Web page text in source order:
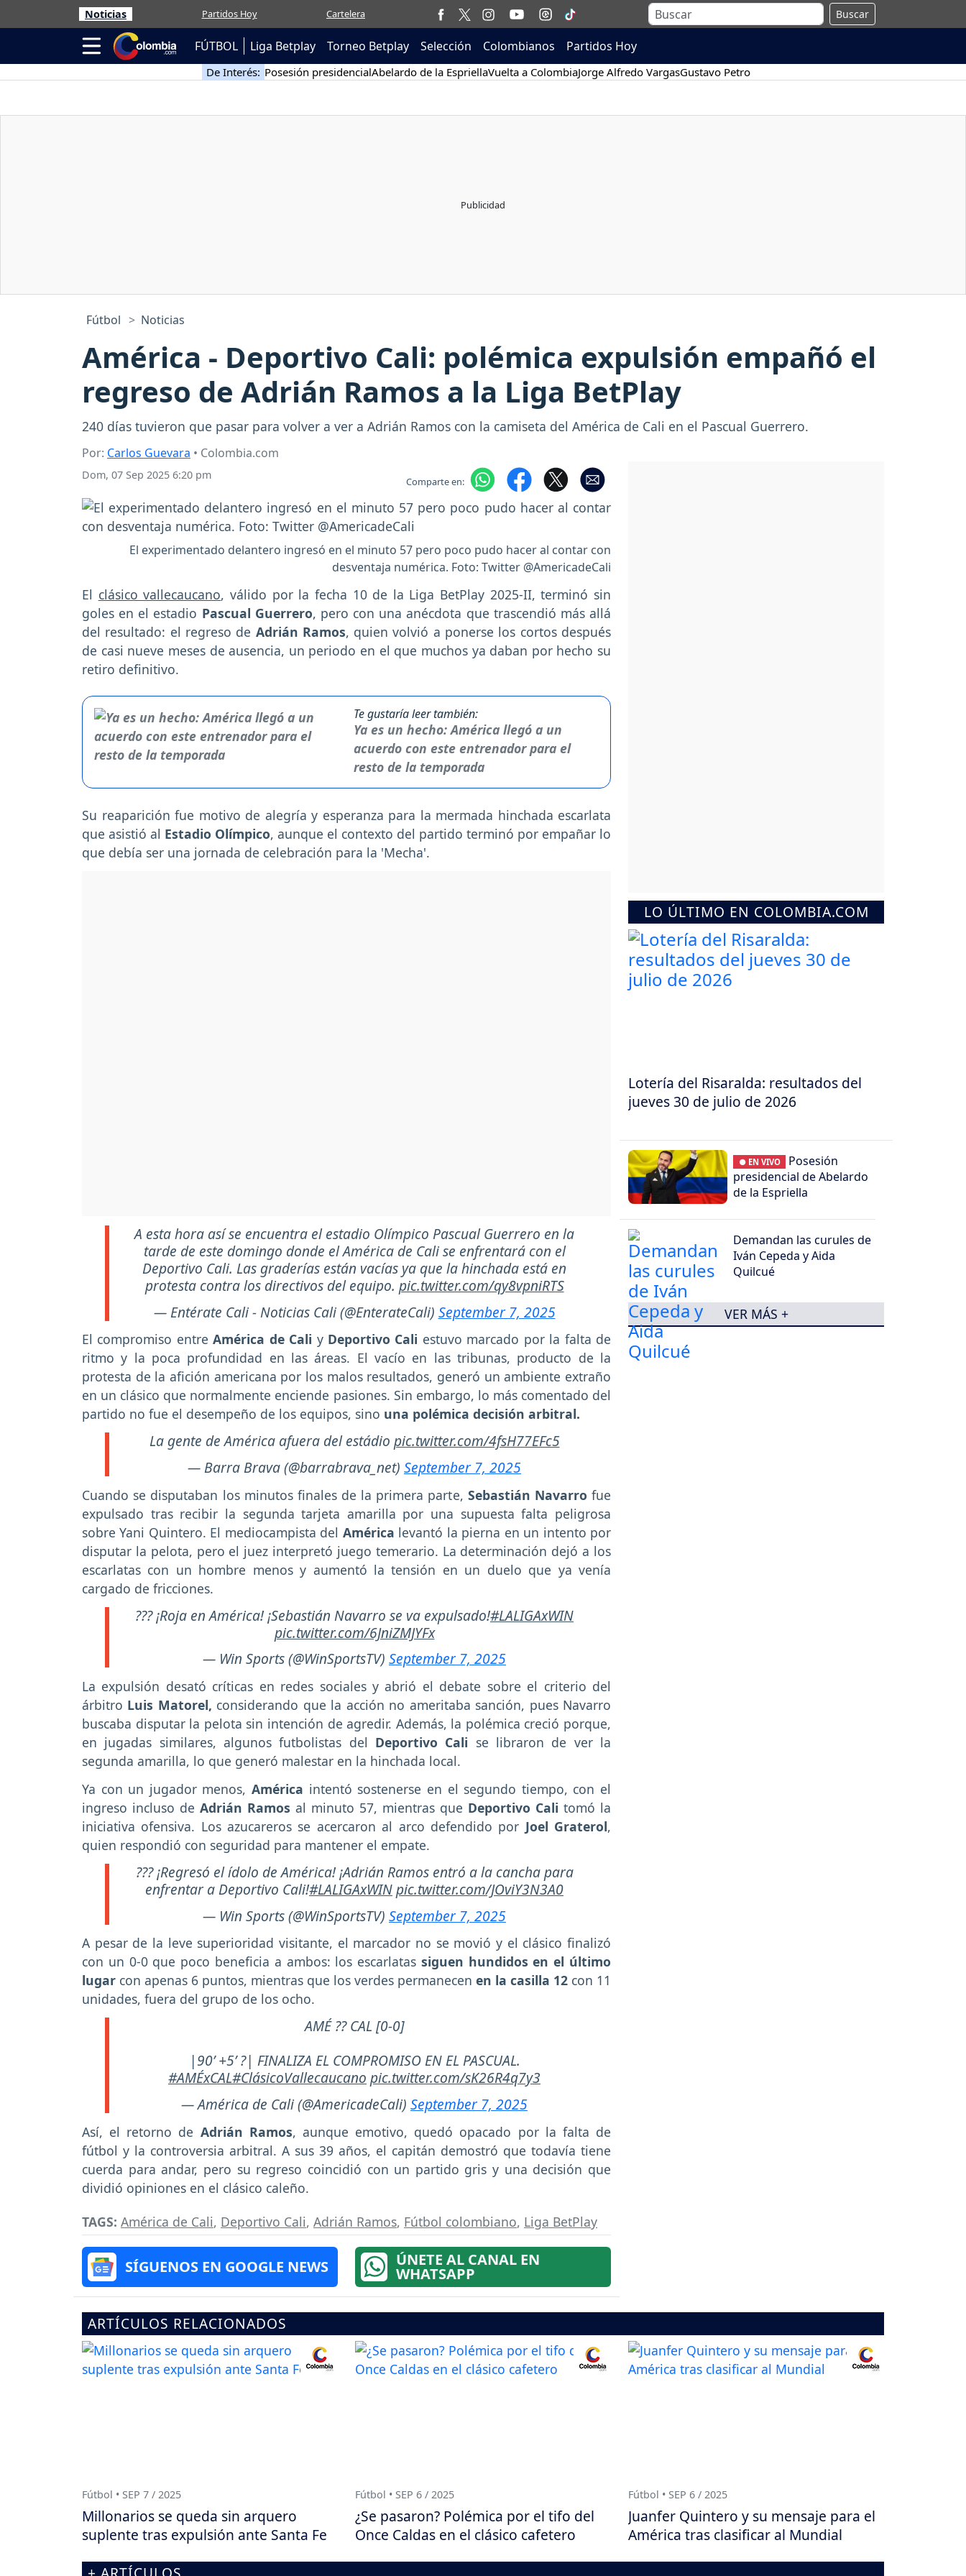
Noticias Partidos Hoy Cartelera Buscar
FÚTBOL Liga Betplay Torneo Betplay Selección Colombianos Partidos Hoy
De Interés: Posesión presidencialAbelardo de la EspriellaVuelta a ColombiaJorge Alfredo VargasGustavo Petro
Fútbol Noticias
América - Deportivo Cali: polémica expulsión empañó el
regreso de Adrián Ramos a la Liga BetPlay
240 días tuvieron que pasar para volver a ver a Adrián Ramos con la camiseta del América de Cali en el Pascual Guerrero.
Por: Carlos Guevara • Colombia.com
Dom, 07 Sep 2025 6:20 pm Comparte en:
El experimentado delantero ingresó en el minuto 57 pero poco pudo hacer al contar con
desventaja numérica. Foto: Twitter @AmericadeCali
El clásico vallecaucano, válido por la fecha 10 de la Liga BetPlay 2025-II, terminó sin
goles en el estadio Pascual Guerrero, pero con una anécdota que trascendió más allá
del resultado: el regreso de Adrián Ramos, quien volvió a ponerse los cortos después
de casi nueve meses de ausencia, un periodo en el que muchos ya daban por hecho su
retiro definitivo.
Te gustaría leer también:
Ya es un hecho: América llegó a un
acuerdo con este entrenador para el
resto de la temporada
Su reaparición fue motivo de alegría y esperanza para la mermada hinchada escarlata
que asistió al Estadio Olímpico, aunque el contexto del partido terminó por empañar lo
que debía ser una jornada de celebración para la 'Mecha'.
A esta hora así se encuentra el estadio Olímpico Pascual Guerrero en la
tarde de este domingo donde el América de Cali se enfrentará con el
Deportivo Cali. Las graderías están vacías ya que la hinchada está en
protesta contra los directivos del equipo. pic.twitter.com/qy8vpniRTS
— Entérate Cali - Noticias Cali (@EnterateCali) September 7, 2025
El compromiso entre América de Cali y Deportivo Cali estuvo marcado por la falta de
ritmo y la poca profundidad en las áreas. El vacío en las tribunas, producto de la
protesta de la afición americana por los malos resultados, generó un ambiente extraño
en un clásico que normalmente enciende pasiones. Sin embargo, lo más comentado del
partido no fue el desempeño de los equipos, sino una polémica decisión arbitral.
La gente de América afuera del estádio pic.twitter.com/4fsH77EFc5
— Barra Brava (@barrabrava_net) September 7, 2025
Cuando se disputaban los minutos finales de la primera parte, Sebastián Navarro fue
expulsado tras recibir la segunda tarjeta amarilla por una supuesta falta peligrosa
sobre Yani Quintero. El mediocampista del América levantó la pierna en un intento por
disputar la pelota, pero el juez interpretó juego temerario. La determinación dejó a los
escarlatas con un hombre menos y aumentó la tensión en un duelo que ya venía
cargado de fricciones.
??? ¡Roja en América! ¡Sebastián Navarro se va expulsado!#LALIGAxWIN
pic.twitter.com/6JniZMJYFx
— Win Sports (@WinSportsTV) September 7, 2025
La expulsión desató críticas en redes sociales y abrió el debate sobre el criterio del
árbitro Luis Matorel, considerando que la acción no ameritaba sanción, pues Navarro
buscaba disputar la pelota sin intención de agredir. Además, la polémica creció porque,
en jugadas similares, algunos futbolistas del Deportivo Cali se libraron de ver la
segunda amarilla, lo que generó malestar en la hinchada local.
Ya con un jugador menos,América intentó sostenerse en el segundo tiempo, con el
ingreso incluso de Adrián Ramos al minuto 57, mientras que Deportivo Cali tomó la
iniciativa ofensiva. Los azucareros se acercaron al arco defendido por Joel Graterol,
quien respondió con seguridad para mantener el empate.
??? ¡Regresó el ídolo de América! ¡Adrián Ramos entró a la cancha para
enfrentar a Deportivo Cali!#LALIGAxWINpic.twitter.com/JOviY3N3A0
— Win Sports (@WinSportsTV) September 7, 2025
A pesar de la leve superioridad visitante, el marcador no se movió y el clásico finalizó
con un 0-0 que poco beneficia a ambos: los escarlatas siguen hundidos en el último
lugar con apenas 6 puntos, mientras que los verdes permanecen en la casilla 12 con 11
unidades, fuera del grupo de los ocho.
AMÉ ?? CAL [0-0]
|90’ +5’ ?| FINALIZA EL COMPROMISO EN EL PASCUAL.
#AMÉxCAL#ClásicoVallecaucano pic.twitter.com/sK26R4q7y3
— América de Cali (@AmericadeCali) September 7, 2025
Así, el retorno de Adrián Ramos, aunque emotivo, quedó opacado por la falta de
fútbol y la controversia arbitral. A sus 39 años, el capitán demostró que todavía tiene
cuerda para andar, pero su regreso coincidió con un partido gris y una decisión que
dividió opiniones en el clásico caleño.
TAGS: América de Cali, Deportivo Cali, Adrián Ramos, Fútbol colombiano, Liga BetPlay
SÍGUENOS EN GOOGLE NEWS ÚNETE AL CANAL EN
WHATSAPP
LO ÚLTIMO EN COLOMBIA.COM
Lotería del Risaralda: resultados del
jueves 30 de julio de 2026
● EN VIVO
Posesión
presidencial de Abelardo
de la Espriella
Demandan las curules de
Iván Cepeda y Aida
Quilcué
VER MÁS +
ARTÍCULOS RELACIONADOS
Fútbol • SEP 7 / 2025
Millonarios se queda sin arquero
suplente tras expulsión ante Santa Fe
Fútbol • SEP 6 / 2025
¿Se pasaron? Polémica por el tifo del
Once Caldas en el clásico cafetero
Fútbol • SEP 6 / 2025
Juanfer Quintero y su mensaje para el
América tras clasificar al Mundial